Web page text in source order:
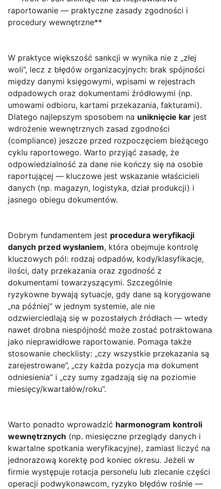
raportowanie — praktyczne zasady zgodności i
procedury wewnętrzne**
W praktyce większość sankcji w wynika nie z „złej
woli”, lecz z błędów organizacyjnych: brak spójności
między danymi księgowymi, wpisami w rejestrach
odpadowych oraz dokumentami źródłowymi (np.
umowami odbioru, kartami przekazania, fakturami).
Dlatego najlepszym sposobem na uniknięcie kar jest
wdrożenie wewnętrznych zasad zgodności
(compliance) jeszcze przed rozpoczęciem bieżącego
cyklu raportowego. Warto przyjąć zasadę, że
odpowiedzialność za dane nie kończy się na osobie
raportującej — kluczowe jest wskazanie właścicieli
danych (np. magazyn, logistyka, dział produkcji) i
jasnego obiegu dokumentów.
Dobrym fundamentem jest procedura weryfikacji
danych przed wysłaniem, która obejmuje kontrolę
kluczowych pól: rodzaj odpadów, kody/klasyfikacje,
ilości, daty przekazania oraz zgodność z
dokumentami towarzyszącymi. Szczególnie
ryzykowne bywają sytuacje, gdy dane są korygowane
„na później” w jednym systemie, ale nie
odzwierciedlają się w pozostałych źródłach — wtedy
nawet drobna niespójność może zostać potraktowana
jako nieprawidłowe raportowanie. Pomaga także
stosowanie checklisty: „czy wszystkie przekazania są
zarejestrowane”, „czy każda pozycja ma dokument
odniesienia” i „czy sumy zgadzają się na poziomie
miesięcy/kwartałów/roku”.
Warto ponadto wprowadzić harmonogram kontroli
wewnętrznych (np. miesięczne przeglądy danych i
kwartalne spotkania weryfikacyjne), zamiast liczyć na
jednorazową korektę pod koniec okresu. Jeżeli w
firmie występuje rotacja personelu lub zlecanie części
operacji podwykonawcom, ryzyko błędów rośnie —